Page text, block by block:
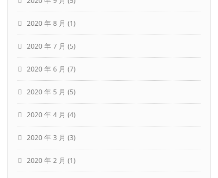
2020 年 8 月 (1)
2020 年 7 月 (5)
2020 年 6 月 (7)
2020 年 5 月 (5)
2020 年 4 月 (4)
2020 年 3 月 (3)
2020 年 2 月 (1)